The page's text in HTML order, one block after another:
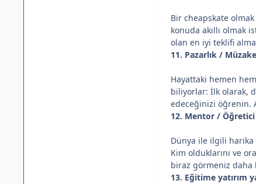
Bir cheapskate
konuda akıllı olmak
olan en iyi teklifi
11. Pazarlık /
Hayattaki hemen
biliyorlar: İlk olarak,
edeceğinizi öğrenin.
12. Mentor /
Dünya ile ilgili harika
Kim olduklarını ve
biraz görmeniz daha
13. Eğitime yatırım